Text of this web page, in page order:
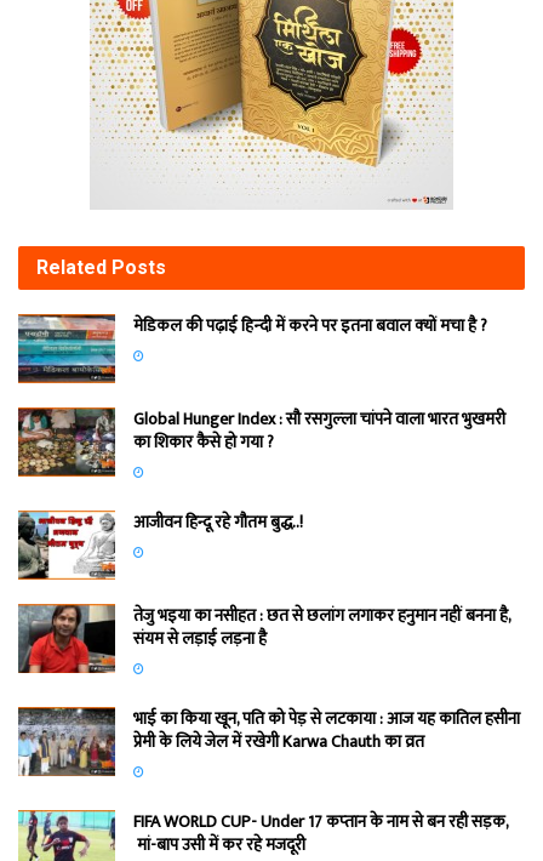
Related Posts
मेडिकल की पढ़ाई हिन्‍दी में करने पर इतना बवाल क्‍यों मचा है ?
Global Hunger Index : सौ रसगुल्‍ला चांपने वाला भारत भुखमरी
का शिकार कैसे हो गया ?
आजीवन हिन्दू रहे गौतम बुद्ध..!
तेजु भइया का नसीहत : छत से छलांग लगाकर हनुमान नहीं बनना है,
संयम से लड़ाई लड़ना है
भाई का किया खून, पति को पेड़ से लटकाया : आज यह कातिल हसीना
प्रेमी के लिये जेल में रखेगी Karwa Chauth का व्रत
FIFA WORLD CUP- Under 17 कप्‍तान के नाम से बन रही सड़क,
मां-बाप उसी में कर रहे मजदूरी